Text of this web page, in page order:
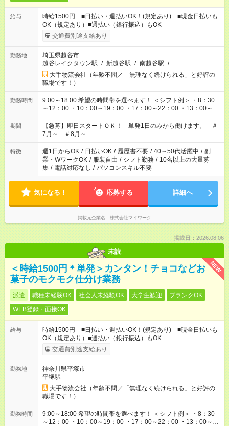
給与
時給1500円 ■日払い・週払いOK！(規定あり) ■現金日払いも
OK（規定あり）■週払い（銀行振込）もOK
交通費別途支給あり
勤務地
埼玉県越谷市
越谷レイクタウン駅 / 新越谷駅 / 南越谷駅 / …
大手物流会社（年齢不問／「無理なく続けられる」と好評の
職場です！）
勤務時間
9:00～18:00 希望の時間帯を選べます！ ＜シフト例＞ ・8：30
～12：00 ・10：00～19：00 ・17：00～22：00 ・13：00～
22：00 ・22：00～翌6：00 など
期間
【急募】即日スタートＯＫ！ 単発1日のみから働けます。 ＃
7月～ ＃8月～
特徴 週1日からOK / 日払いOK / 履歴書不要 / 40～50代活躍中 / 副
業・WワークOK / 服装自由 / シフト勤務 / 10名以上の大量募
集 / 電話対応なし / パソコンスキル不要
気になる！ 応募する 詳細へ
掲載元企業名 株式会社マイワーク
掲載日：2026.08.06
未読
NEW
＜時給1500円＊単発＞カンタン！チョコなどお
菓子のモクモク仕分け業務
派遣 職種未経験OK 社会人未経験OK 大学生歓迎
ブランクOK
WEB登録・面接OK
給与
時給1500円 ■日払い・週払いOK！(規定あり) ■現金日払いも
OK（規定あり）■週払い（銀行振込）もOK
交通費別途支給あり
勤務地
神奈川県平塚市
平塚駅
大手物流会社（年齢不問／「無理なく続けられる」と好評の
職場です！）
勤務時間
9:00～18:00 希望の時間帯を選べます！ ＜シフト例＞ ・8：30
～12：00 ・10：00～19：00 ・17：00～22：00 ・13：00～